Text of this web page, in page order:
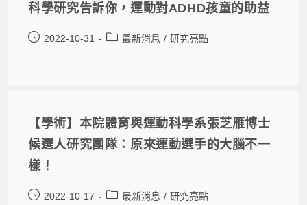
科學研究告訴你，運動對ADHD孩童的助益
2022-10-31 最新消息 / 研究亮點
【學術】本院體育與運動科學系張芝雁博士
候選人研究團隊：原來運動選手的大腦不一
樣！
2022-10-17 最新消息 / 研究亮點